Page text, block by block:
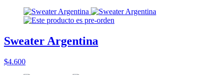
Sweater Argentina
$4.600